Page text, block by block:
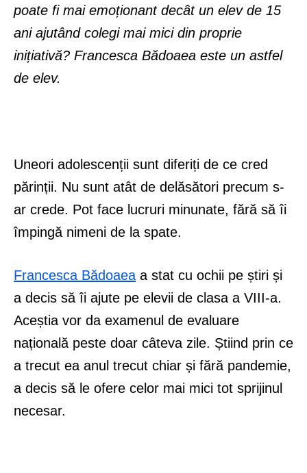
poate fi mai emoționant decât un elev de 15
ani ajutând colegi mai mici din proprie
inițiativă? Francesca Bădoaea este un astfel
de elev.
Uneori adolescenții sunt diferiți de ce cred
părinții. Nu sunt atât de delăsători precum s-
ar crede. Pot face lucruri minunate, fără să îi
împingă nimeni de la spate.
Francesca Bădoaea a stat cu ochii pe știri și
a decis să îi ajute pe elevii de clasa a VIII-a.
Aceștia vor da examenul de evaluare
națională peste doar câteva zile. Știind prin ce
a trecut ea anul trecut chiar și fără pandemie,
a decis să le ofere celor mai mici tot sprijinul
necesar.